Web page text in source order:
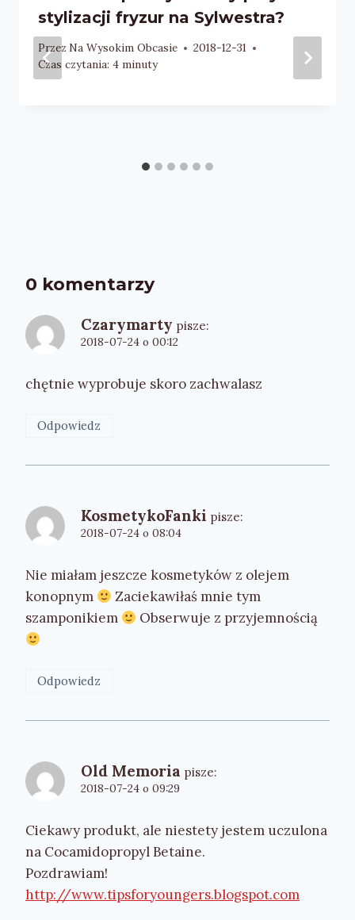
stylizacji fryzur na Sylwestra?
Przez Na Wysokim Obcasie
2018-12-31
Czas czytania: 4 minuty
0 komentarzy
Czarymarty pisze:
2018-07-24 o 00:12
chętnie wyprobuje skoro zachwalasz
Odpowiedz
KosmetykoFanki pisze:
2018-07-24 o 08:04
Nie miałam jeszcze kosmetyków z olejem
konopnym
Zaciekawiłaś mnie tym
szamponikiem
Obserwuje z przyjemnością
Odpowiedz
Old Memoria pisze:
2018-07-24 o 09:29
Ciekawy produkt, ale niestety jestem uczulona
na Cocamidopropyl Betaine.
Pozdrawiam!
http://www.tipsforyoungers.blogspot.com